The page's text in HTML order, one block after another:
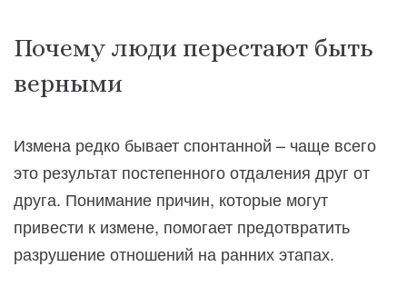
Почему люди перестают быть
верными
Измена редко бывает спонтанной – чаще всего
это результат постепенного отдаления друг от
друга. Понимание причин, которые могут
привести к измене, помогает предотвратить
разрушение отношений на ранних этапах.